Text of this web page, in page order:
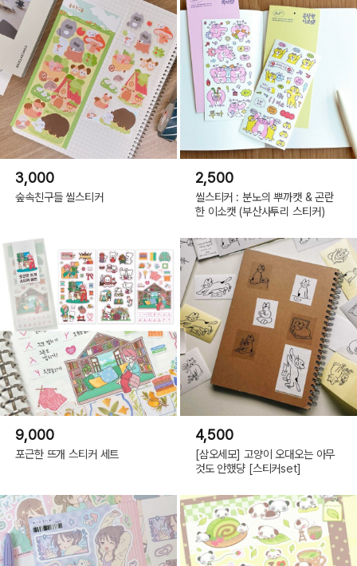
3,000
숲속친구들 씰스티커
2,500
씰스티커 : 분노의 뿌까캣 & 곤란
한 이소캣 (부산사투리 스티커)
9,000
포근한 뜨개 스티커 세트
4,500
[삼오세모] 고양이 오대오는 아무
것도 안했댱 [스티커set]